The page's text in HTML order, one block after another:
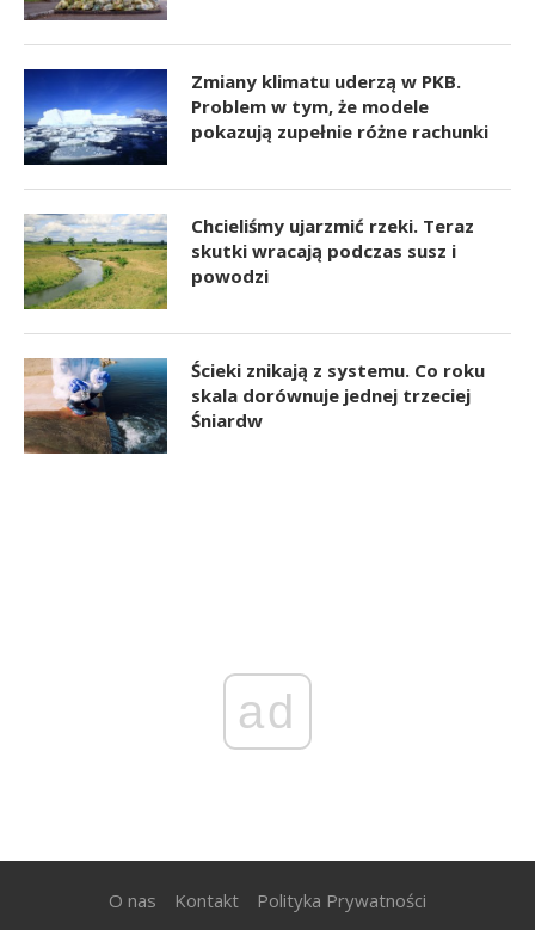
Zmiany klimatu uderzą w PKB.
Problem w tym, że modele
pokazują zupełnie różne rachunki
Chcieliśmy ujarzmić rzeki. Teraz
skutki wracają podczas susz i
powodzi
Ścieki znikają z systemu. Co roku
skala dorównuje jednej trzeciej
Śniardw
ad
O nas Kontakt Polityka Prywatności